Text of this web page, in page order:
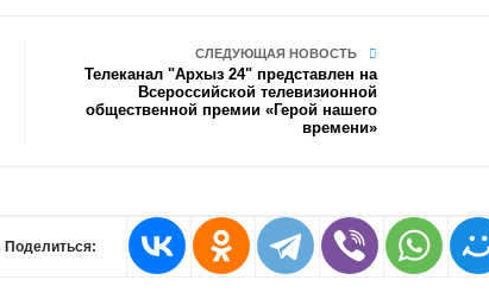
СЛЕДУЮЩАЯ НОВОСТЬ
Телеканал "Архыз 24" представлен на
Всероссийской телевизионной
общественной премии «Герой нашего
времени»
Поделиться: